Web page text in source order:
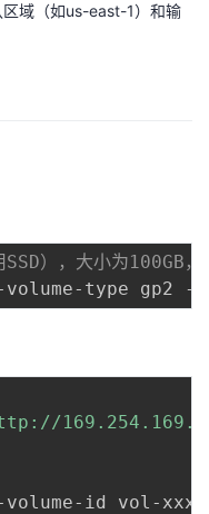
区域（如us-east-1）和输
SSD），大小为
volume-type gp2
volume-id vol-